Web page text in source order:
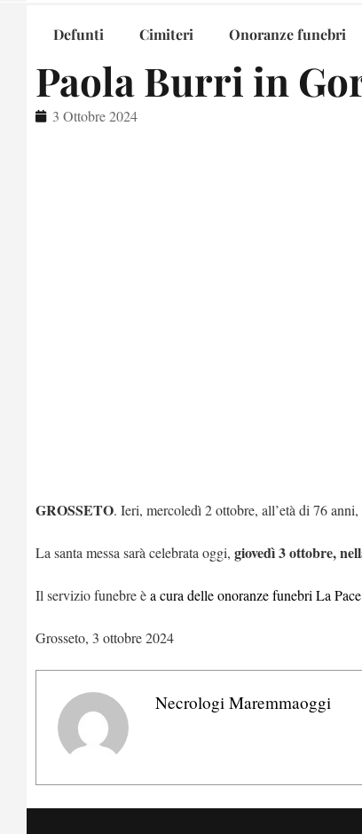
Defunti Cimiteri Onoranze funebri
Paola Burri in
3 Ottobre 2024
GROSSETO. Ieri, mercoledì 2 ottobre, all’età di 76 anni,
La santa messa sarà celebrata oggi, giovedì 3 ottobre,
Il servizio funebre èa cura delle onoranze funebri La Pace
Grosseto, 3 ottobre 2024
Necrologi Maremmaoggi